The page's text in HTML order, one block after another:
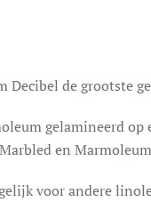
de grootste
gelamineerd
en
voor andere